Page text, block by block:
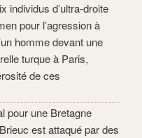
individus d’ultra-droite
pour l’agression à
homme devant une
turque à Paris,
de ces
pour une Bretagne
est attaqué par des